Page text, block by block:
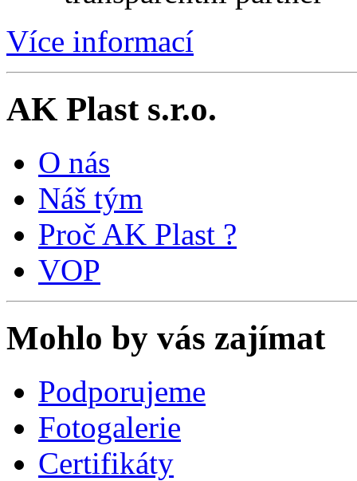
Více informací
AK Plast s.r.o.
O nás
Náš tým
Proč AK Plast ?
VOP
Mohlo by vás zajímat
Podporujeme
Fotogalerie
Certifikáty